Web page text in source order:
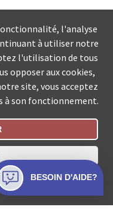
Suisse
légales
Contact
l'analyse
à utiliser notre
l'utilisation de tous
opposer aux cookies,
site, vous acceptez
à son fonctionnement.
BESOIN D'AIDE?